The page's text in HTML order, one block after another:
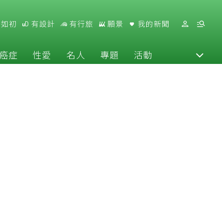
初 有設計 有行旅 願景 我的新聞
症 性愛 名人 專題 活動